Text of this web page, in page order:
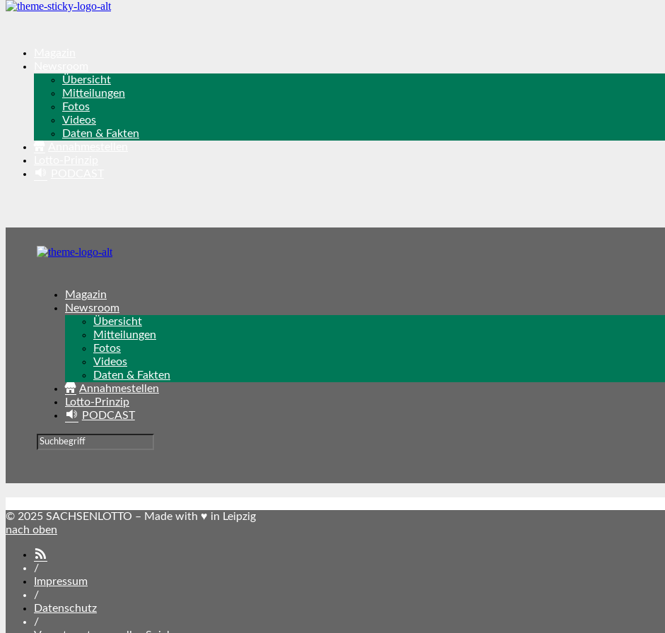
Übersicht
Mitteilungen
Fotos
Videos
Daten & Fakten
Magazin
Newsroom
Übersicht
Mitteilungen
Fotos
Videos
Daten & Fakten
Annahmestellen
Lotto-Prinzip
PODCAST
© 2025 SACHSENLOTTO – Made with ♥ in Leipzig
nach oben
/
Impressum
/
Datenschutz
/